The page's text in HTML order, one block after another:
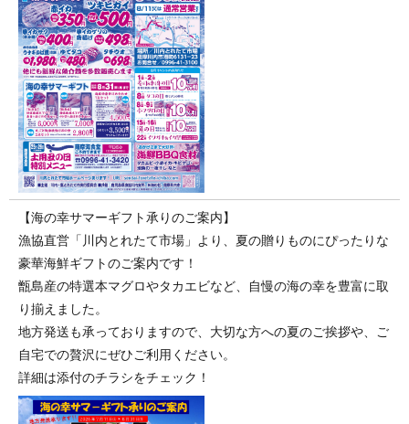
【海の幸サマーギフト承りのご案内】
漁協直営「川内とれたて市場」より、夏の贈りものにぴったりな
豪華海鮮ギフトのご案内です！
甑島産の特選本マグロやタカエビなど、自慢の海の幸を豊富に取
り揃えました。
地方発送も承っておりますので、大切な方への夏のご挨拶や、ご
自宅での贅沢にぜひご利用ください。
詳細は添付のチラシをチェック！